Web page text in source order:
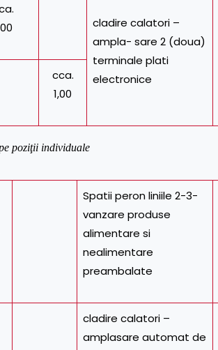
cladire calatori –
ampla- sare 2 (doua)
terminale plati
electronice
cca.
1,00
poziţii individuale
Spatii peron liniile 2-3-
vanzare produse
alimentare si
nealimentare
preambalate
cladire calatori –
amplasare automat de